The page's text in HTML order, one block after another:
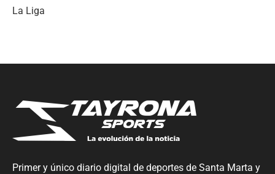
La Liga
Primer y único diario digital de deportes de Santa Marta y